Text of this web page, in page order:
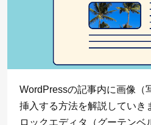
WordPressの記事内に画像（
挿入する方法を解説していき
ロックエディタ（グーテンベ